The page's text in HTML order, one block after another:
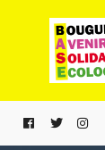
contenu
for: